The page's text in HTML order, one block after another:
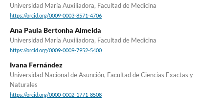
Universidad María Auxiliadora, Facultad de Medicina
https://orcid.org/0009-0003-8571-4706
Ana Paula Bertonha Almeida
Universidad María Auxiliadora, Facultad de Medicina
https://orcid.org/0009-0009-7952-5400
Ivana Fernández
Universidad Nacional de Asunción, Facultad de Ciencias Exactas y
Naturales
https://orcid.org/0000-0002-1771-8508